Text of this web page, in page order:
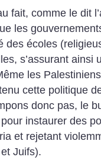
fait, comme le dit
les
des écoles
s’assurant ainsi
les
cette politique
donc pas, le
instaurer des
et rejetant
Juifs).